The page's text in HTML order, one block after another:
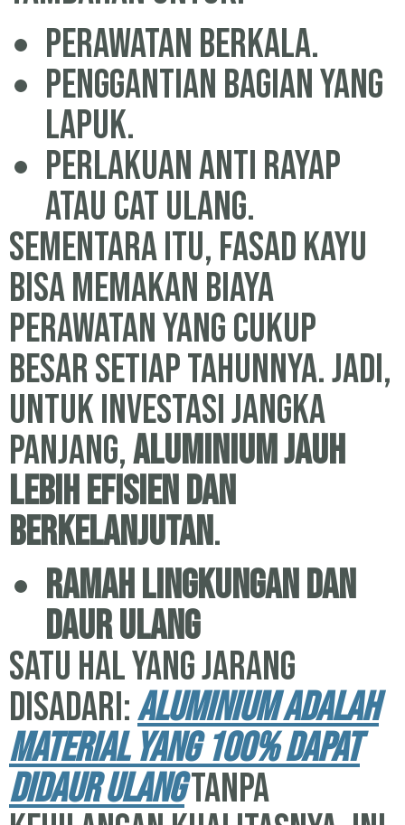
Perawatan berkala.
Penggantian bagian yang
lapuk.
Perlakuan anti rayap
atau cat ulang.
Sementara itu, fasad kayu
bisa memakan biaya
perawatan yang cukup
besar setiap tahunnya. Jadi,
untuk investasi jangka
panjang,aluminium jauh
lebih efisien dan
berkelanjutan.
Ramah Lingkungan dan
Daur Ulang
Satu hal yang jarang
disadari:aluminium adalah
material yang 100% dapat
didaur ulangtanpa